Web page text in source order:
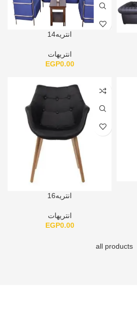
انتريه14
انتريهات
EGP0.00
انتريه16
انتريهات
EGP0.00
all products